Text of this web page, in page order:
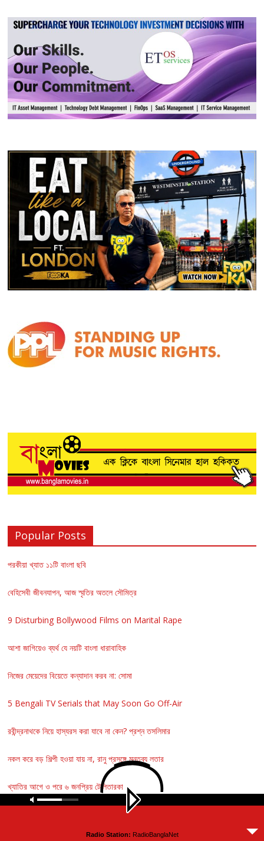
Popular Posts
পরকীয়া খ্যাত ১১টি বাংলা ছবি
বেহিসেবী জীবনযাপন, আজ স্মৃতির অতলে সৌমিত্র
9 Disturbing Bollywood Films on Marital Rape
আশা জাগিয়েও ব্যর্থ যে নয়টি বাংলা ধারাবাহিক
নিজের মেয়েদের বিয়েতে কন্যাদান করব না: সোমা
5 Bengali TV Serials that May Soon Go Off-Air
রবীন্দ্রনাথকে নিয়ে হাস্যরস করা যাবে না কেন? প্রশ্ন তসলিমার
নকল করে বড় শিল্পী হওয়া যায় না, রানু প্রসঙ্গে মন্তব্য লতার
খ্যাতির আগে ও পরে ৬ জনপ্রিয় টেলিতারকা
প্রযোজনা সংস্থাই আমাকে সরিয়েছে: অনামিকা
Radio Station: RadioBanglaNet